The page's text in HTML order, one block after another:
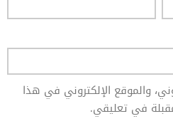
والموقع الإلكتروني في هذا
في تعليقي.